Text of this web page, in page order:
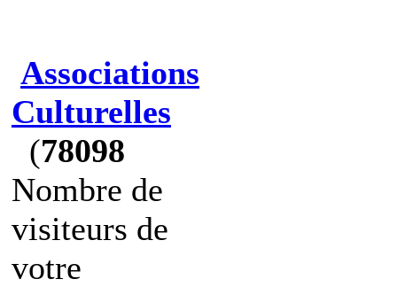
Associations
Culturelles
(78098
Nombre de
visiteurs de
votre